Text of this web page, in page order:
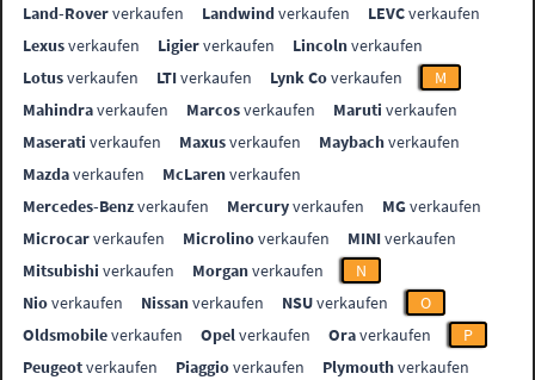
Land-Roververkaufen Landwindverkaufen LEVCverkaufen
Lexusverkaufen Ligierverkaufen Lincolnverkaufen
Lotusverkaufen LTIverkaufen Lynk Coverkaufen
M
Mahindraverkaufen Marcosverkaufen Maruti verkaufen
Maserati verkaufen Maxusverkaufen Maybachverkaufen
Mazdaverkaufen McLarenverkaufen
Mercedes-Benzverkaufen Mercuryverkaufen MGverkaufen
Microcarverkaufen Microlinoverkaufen MINIverkaufen
Mitsubishi verkaufen Morganverkaufen
N
Nioverkaufen Nissanverkaufen NSUverkaufen
O
Oldsmobileverkaufen Opelverkaufen Oraverkaufen
P
Peugeotverkaufen Piaggioverkaufen Plymouthverkaufen